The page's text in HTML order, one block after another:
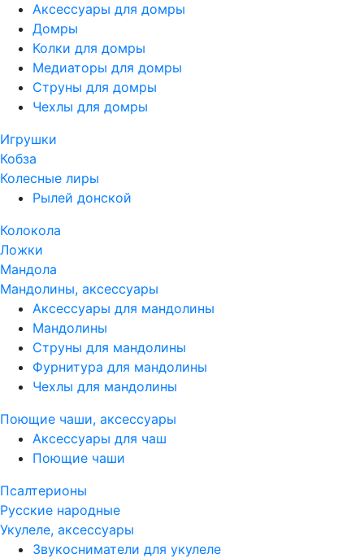
Аксессуары для домры
Домры
Колки для домры
Медиаторы для домры
Струны для домры
Чехлы для домры
Игрушки
Кобза
Колесные лиры
Рылей донской
Колокола
Ложки
Мандола
Мандолины, аксессуары
Аксессуары для мандолины
Мандолины
Струны для мандолины
Фурнитура для мандолины
Чехлы для мандолины
Поющие чаши, аксессуары
Аксессуары для чаш
Поющие чаши
Псалтерионы
Русские народные
Укулеле, аксессуары
Звукосниматели для укулеле